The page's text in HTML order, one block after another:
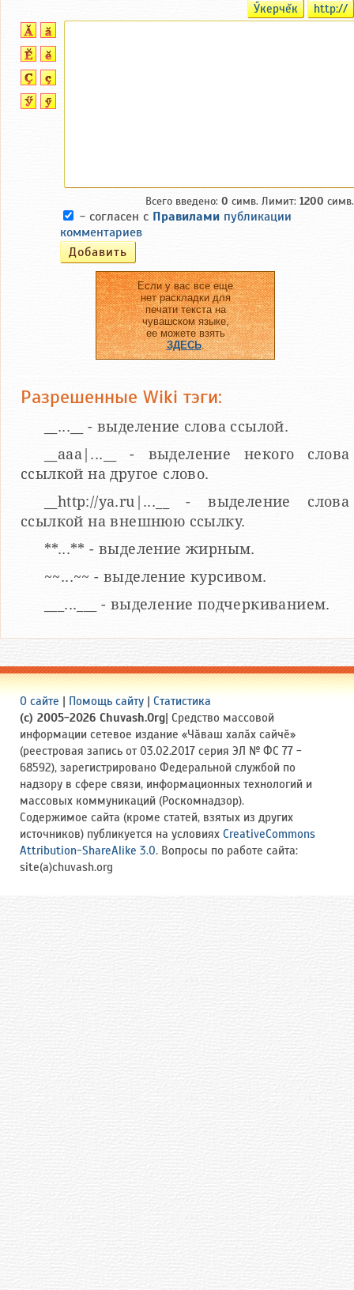
Ӳкерчĕк http://
Всего введено: 0 симв. Лимит: 1200 симв.
- согласен с Правилами публикации
комментариев
Если у вас все еще
нет раскладки для
печати текста на
чувашском языке,
ее можете взять
ЗДЕСЬ.
Разрешенные Wiki тэги:
__...__ - выделение слова ссылой.
__aaa|...__ - выделение некого слова
ссылкой на другое слово.
__http://ya.ru|...__ - выделение слова
ссылкой на внешнюю ссылку.
**...** - выделение жирным.
~~...~~ - выделение курсивом.
___...___ - выделение подчеркиванием.
О сайте | Помощь сайту | Статистика
(c) 2005-2026 Chuvash.Org| Средство массовой
информации сетевое издание «Чӑваш халӑх сайчӗ»
(реестровая запись от 03.02.2017 серия ЭЛ № ФС 77 -
68592), зарегистрировано Федеральной службой по
надзору в сфере связи, информационных технологий и
массовых коммуникаций (Роскомнадзор).
Содержимое сайта (кроме статей, взятых из других
источников) публикуется на условиях CreativeCommons
Attribution-ShareAlike 3.0. Вопросы по работе сайта:
site(a)chuvash.org